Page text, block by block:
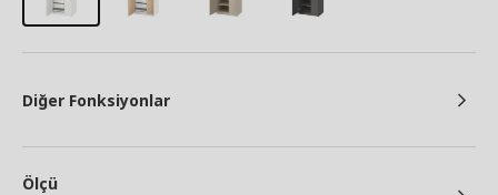
Diğer Fonksiyonlar
Ölçü